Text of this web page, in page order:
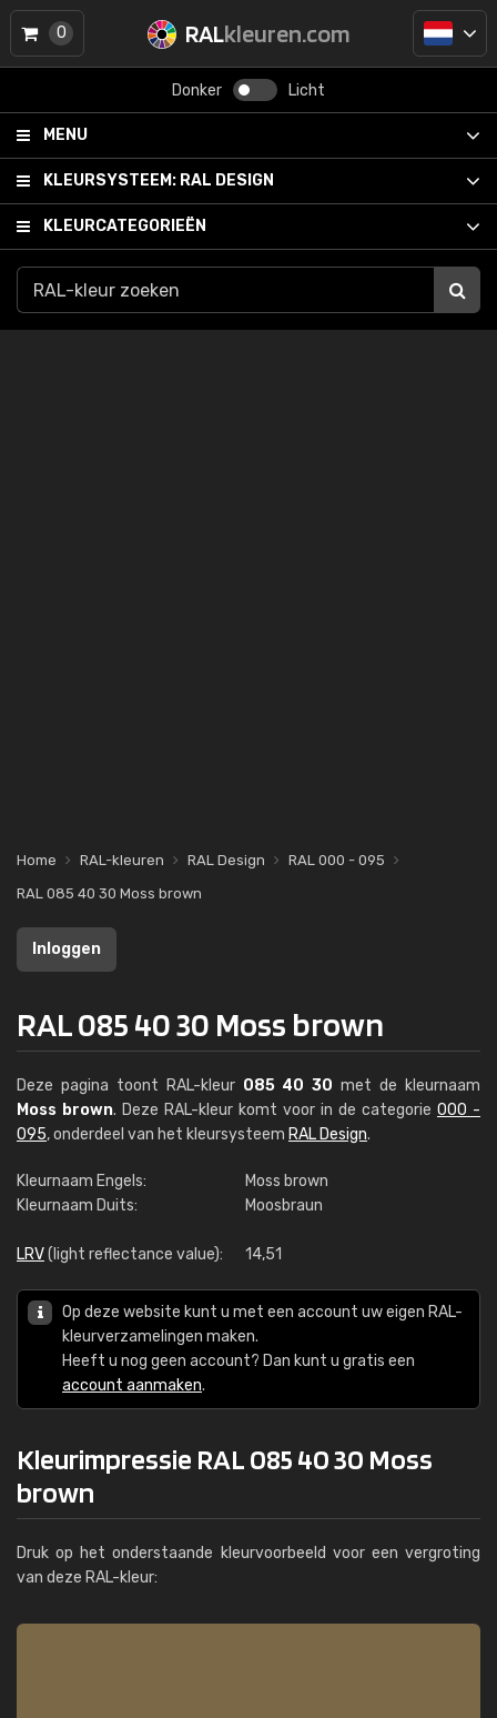
RALkleuren.com
Donker Licht
MENU
KLEURSYSTEEM: RAL DESIGN
KLEURCATEGORIEËN
0
Home RAL-kleuren RAL Design
RAL 000 - 095
RAL 085 40 30 Moss brown
Inloggen
RAL 085 40 30 Moss brown
Deze pagina toont RAL-kleur 085 40 30 met de kleurnaam
Moss brown. Deze RAL-kleur komt voor in de categorie 000 -
095, onderdeel van het kleursysteem RAL Design.
Kleurnaam Engels:
Moss brown
Kleurnaam Duits:
Moosbraun
LRV(light reflectance value): 14,51
Op deze website kunt u met een account uw eigen RAL-
kleurverzamelingen maken.
Heeft u nog geen account? Dan kunt u gratis een
account aanmaken.
Kleurimpressie RAL 085 40 30 Moss
brown
Druk op het onderstaande kleurvoorbeeld voor een vergroting
van deze RAL-kleur: